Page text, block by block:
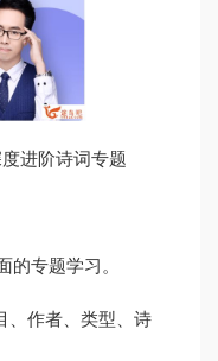
进阶诗词专题
的专题学习。
、作者、类型、诗